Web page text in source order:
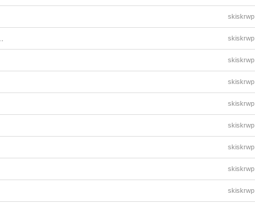
skiskrwp
skiskrwp
skiskrwp
skiskrwp
skiskrwp
skiskrwp
skiskrwp
skiskrwp
skiskrwp